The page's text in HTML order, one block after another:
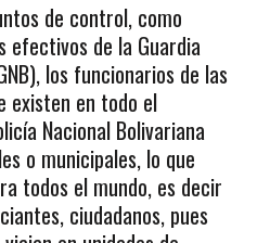
de control, como
efectivos de la Guardia
los funcionarios de las
existen en todo el
Nacional Bolivariana
o municipales, lo que
todos el mundo, es decir
ciudadanos, pues